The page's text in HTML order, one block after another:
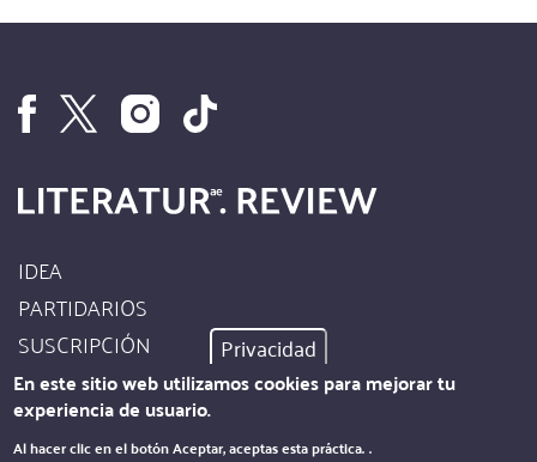
Footer
Site
Info
IDEA
PARTIDARIOS
SUSCRIPCIÓN
AUTORES
PIE DE IMPRENTA
Privacidad
En este sitio web utilizamos cookies para mejorar tu
experiencia de usuario.
Al hacer clic en el botón Aceptar, aceptas esta práctica..